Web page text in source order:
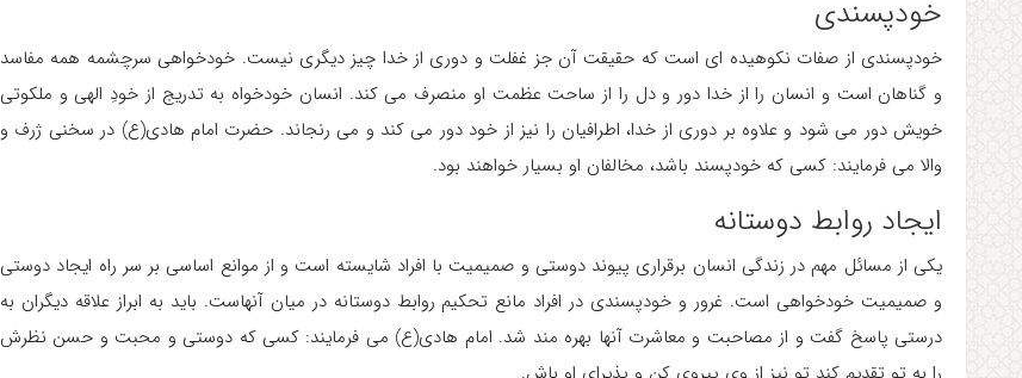
خودپسندی
خودپسندی از صفات نکوهیده ای است که حقیقت آن جز غفلت و دوری از خدا چیز دیگری نیست. خودخواهی سرچشمه همه مفاسد
و گناهان است و انسان را از خدا دور و دل را از ساحت عظمت او منصرف می کند. انسان خودخواه به تدریج از خودِ الهی و ملکوتی
خویش دور می شود و علاوه بر دوری از خدا، اطرافیان را نیز از خود دور می کند و می رنجاند. حضرت امام هادی(ع) در سخنی ژرف و
والا می فرمایند: کسی که خودپسند باشد، مخالفان او بسیار خواهند بود.
ایجاد روابط دوستانه
یکی از مسائل مهم در زندگی انسان برقراری پیوند دوستی و صمیمیت با افراد شایسته است و از موانع اساسی بر سر راه ایجاد دوستی
و صمیمیت خودخواهی است. غرور و خودپسندی در افراد مانع تحکیم روابط دوستانه در میان آنهاست. باید به ابراز علاقه دیگران به
درستی پاسخ گفت و از مصاحبت و معاشرت آنها بهره مند شد. امام هادی(ع) می فرمایند: کسی که دوستی و محبت و حسن نظرش